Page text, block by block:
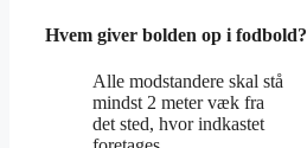
Hvem giver bolden op i fodbold?
Alle modstandere skal stå
mindst 2 meter væk fra
det sted, hvor indkastet